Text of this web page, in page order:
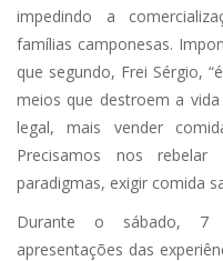
impedindo a
famílias camponesas.
que segundo, Frei Sérgio,
meios que destroem a
legal, mais vender
Precisamos nos
paradigmas, exigir comida
Durante o sábado, 7
apresentações das